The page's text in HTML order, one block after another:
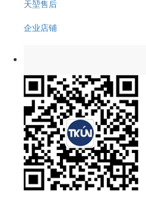
天堃售后
企业店铺